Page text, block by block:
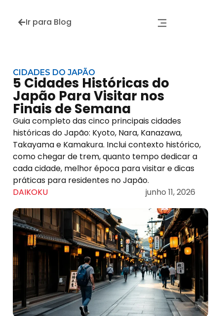
Ir para Blog
CIDADES DO JAPÃO
5 Cidades Históricas do
Japão Para Visitar nos
Finais de Semana
Guia completo das cinco principais cidades
históricas do Japão: Kyoto, Nara, Kanazawa,
Takayama e Kamakura. Inclui contexto histórico,
como chegar de trem, quanto tempo dedicar a
cada cidade, melhor época para visitar e dicas
práticas para residentes no Japão.
DAIKOKU
junho 11, 2026